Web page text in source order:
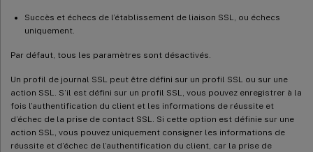
Succès et échecs de l’établissement de liaison SSL, ou échecs
uniquement.
Par défaut, tous les paramètres sont désactivés.
Un profil de journal SSL peut être défini sur un profil SSL ou sur une
action SSL. S’il est défini sur un profil SSL, vous pouvez enregistrer à la
fois l’authentification du client et les informations de réussite et
d’échec de la prise de contact SSL. Si cette option est définie sur une
action SSL, vous pouvez uniquement consigner les informations de
réussite et d’échec de l’authentification du client, car la prise de